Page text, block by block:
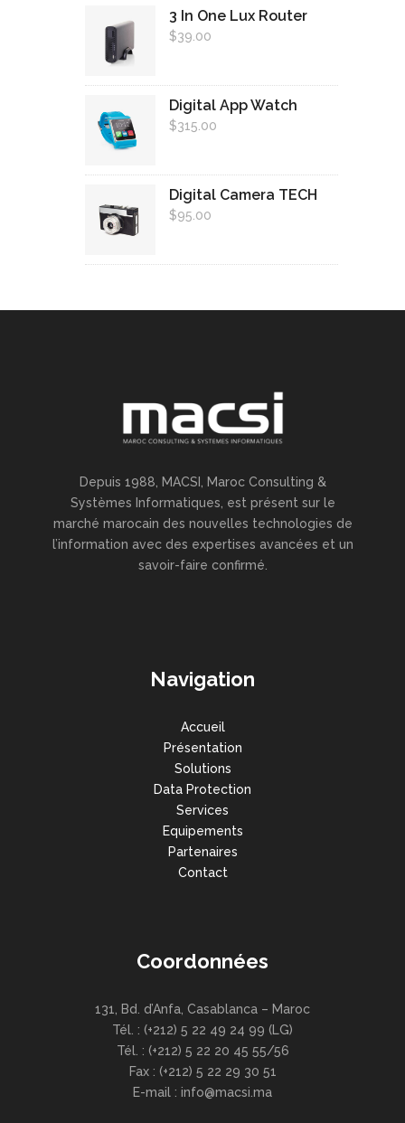
3 In One Lux Router
$39.00
Digital App Watch
$315.00
Digital Camera TECH
$95.00
Depuis 1988, MACSI, Maroc Consulting &
Systèmes Informatiques, est présent sur le
marché marocain des nouvelles technologies de
l’information avec des expertises avancées et un
savoir-faire confirmé.
Navigation
Accueil
Présentation
Solutions
Data Protection
Services
Equipements
Partenaires
Contact
Coordonnées
131, Bd. d’Anfa, Casablanca – Maroc
Tél. : (+212) 5 22 49 24 99 (LG)
Tél. : (+212) 5 22 20 45 55/56
Fax : (+212) 5 22 29 30 51
E-mail : info@macsi.ma